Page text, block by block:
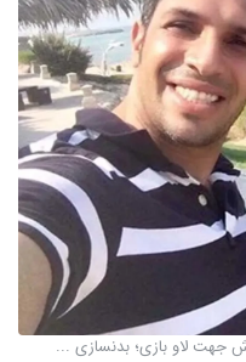
جهت لاو بازی؛ بدنسازی ...